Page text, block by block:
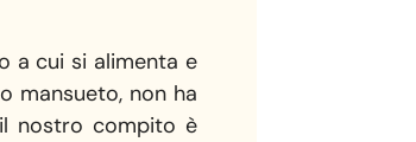
a cui si alimenta e
mansueto, non ha
nostro compito è